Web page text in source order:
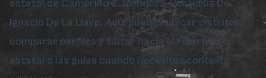
estatal de Camerino Z. Mendoza, Veracruz De
Ignacio De La Llave. Aquí puedes ubicar distritos,
comparar perfiles y saltar hacia el resumen
estatal o las guías cuando necesites contexto